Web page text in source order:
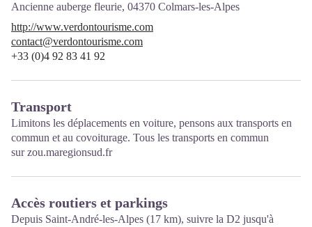
Ancienne auberge fleurie, 04370 Colmars-les-Alpes
http://www.verdontourisme.com
contact@verdontourisme.com
+33 (0)4 92 83 41 92
Transport
Limitons les déplacements en voiture, pensons aux transports en
commun et au covoiturage. Tous les transports en commun
surzou.maregionsud.fr
Accès routiers et parkings
Depuis Saint-André-les-Alpes (17 km), suivre la D2 jusqu'à